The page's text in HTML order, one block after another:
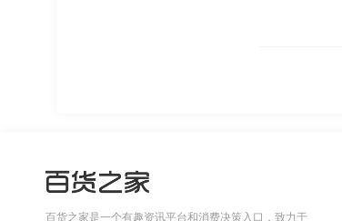
百货之家是一个有趣资讯平台和消费决策入口，致力于